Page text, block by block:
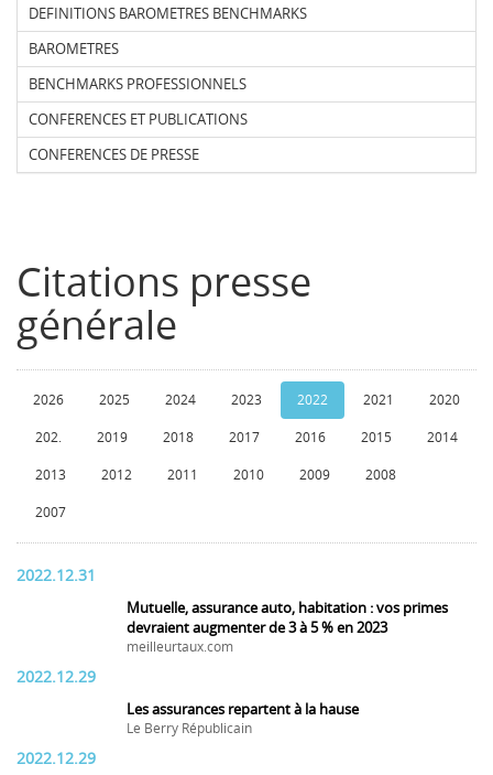
DEFINITIONS BAROMETRES BENCHMARKS
BAROMETRES
BENCHMARKS PROFESSIONNELS
CONFERENCES ET PUBLICATIONS
CONFERENCES DE PRESSE
Citations presse
générale
2026 2025 2024 2023 2022 2021 2020
202. 2019 2018 2017 2016 2015 2014
2013 2012 2011 2010 2009 2008
2007
2022.12.31
Mutuelle, assurance auto, habitation : vos primes
devraient augmenter de 3 à 5 % en 2023
meilleurtaux.com
2022.12.29
Les assurances repartent à la hause
Le Berry Républicain
2022.12.29